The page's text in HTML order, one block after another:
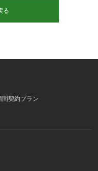
る
問契約プラン